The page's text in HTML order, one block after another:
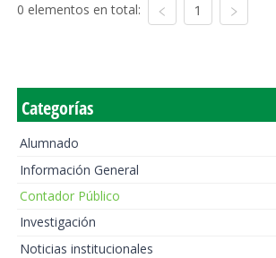
0 elementos en total: 1
Categorías
Alumnado
Información General
Contador Público
Investigación
Noticias institucionales